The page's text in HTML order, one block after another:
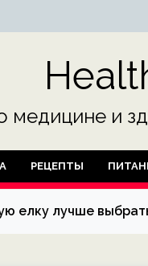
медицине и
РЕЦЕПТЫ
елку лучше